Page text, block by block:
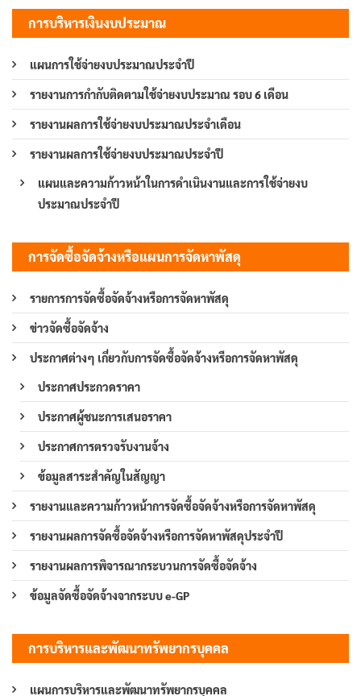
การบริหารเงินงบประมาณ
แผนการใช้จ่ายงบประมาณประจำปี
รายงานการกำกับติดตามใช้จ่ายงบประมาณ รอบ 6 เดือน
รายงานผลการใช้จ่ายงบประมาณประจำเดือน
รายงานผลการใช้จ่ายงบประมาณประจำปี
แผนและความก้าวหน้าในการดำเนินงานและการใช้จ่ายงบ
ประมาณประจำปี
การจัดซื้อจัดจ้างหรือแผนการจัดหาพัสดุ
รายการการจัดซื้อจัดจ้างหรือการจัดหาพัสดุ
ข่าวจัดซื้อจัดจ้าง
ประกาศต่างๆ เกี่ยวกับการจัดซื้อจัดจ้างหรือการจัดหาพัสดุ
ประกาศประกวดราคา
ประกาศผู้ชนะการเสนอราคา
ประกาศการตรวจรับงานจ้าง
ข้อมูลสาระสำคัญในสัญญา
รายงานและความก้าวหน้าการจัดซื้อจัดจ้างหรือการจัดหาพัสดุ
รายงานผลการจัดซื้อจัดจ้างหรือการจัดหาพัสดุประจำปี
รายงานผลการพิจารณากระบวนการจัดซื้อจัดจ้าง
ข้อมูลจัดซื้อจัดจ้างจากระบบ e-GP
การบริหารและพัฒนาทรัพยากรบุคคล
แผนการบริหารและพัฒนาทรัพยากรบุคคล